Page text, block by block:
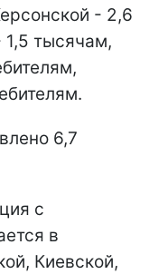
- 2,6
тысячам,
6,7
с
в
Киевской,